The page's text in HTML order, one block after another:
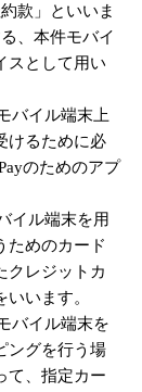
款」といいま
、本件モバイ
スとして用い
バイル端末上
けるために必
のためのアプ
イル端末を用
ためのカード
クレジットカ
います。
バイル端末を
ングを行う場
て、指定カー